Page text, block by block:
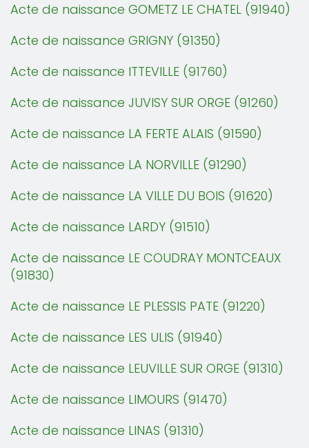
Acte de naissance GOMETZ LE CHATEL (91940)
Acte de naissance GRIGNY (91350)
Acte de naissance ITTEVILLE (91760)
Acte de naissance JUVISY SUR ORGE (91260)
Acte de naissance LA FERTE ALAIS (91590)
Acte de naissance LA NORVILLE (91290)
Acte de naissance LA VILLE DU BOIS (91620)
Acte de naissance LARDY (91510)
Acte de naissance LE COUDRAY MONTCEAUX
(91830)
Acte de naissance LE PLESSIS PATE (91220)
Acte de naissance LES ULIS (91940)
Acte de naissance LEUVILLE SUR ORGE (91310)
Acte de naissance LIMOURS (91470)
Acte de naissance LINAS (91310)